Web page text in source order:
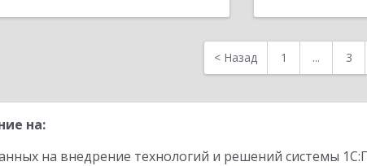
< Назад 1 ... 3
на:
на внедрение технологий и решений системы